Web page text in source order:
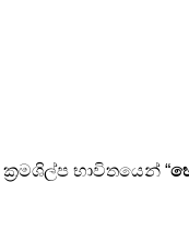
භාවිතයෙන් “